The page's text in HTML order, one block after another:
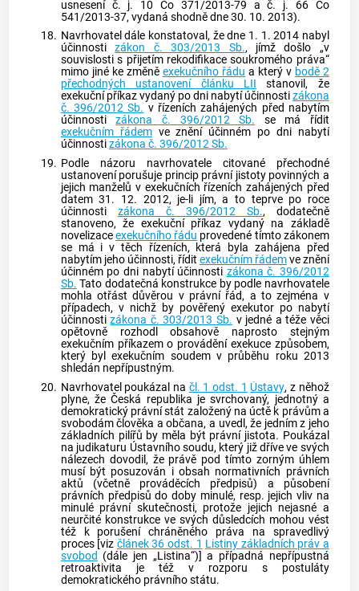
usnesení č. j. 10 Co 371/2013-79 a č. j. 66 Co
541/2013-37, vydaná shodně dne 30. 10. 2013).
18. Navrhovatel dále konstatoval, že dne 1. 1. 2014 nabyl
účinnostizákon č. 303/2013 Sb., jímž došlo „v
souvislosti s přijetím rekodifikace soukromého práva“
mimo jiné ke změně exekučního řádu a který v bodě 2
přechodných ustanovení článku LII stanovil, že
exekuční příkazvydaný po dni nabytí účinnostizákona
č. 396/2012 Sb. v řízeních zahájených před nabytím
účinnostizákona č. 396/2012 Sb. se má řídit
exekučním řádemve znění účinném po dni nabytí
účinnostizákona č. 396/2012 Sb.
19. Podle názoru navrhovatele citované přechodné
ustanovení porušuje princip právní jistoty povinných a
jejich manželů v exekučních řízeních zahájených před
datem 31. 12. 2012, je-li jím, a to teprve po roce
účinnosti zákona č. 396/2012 Sb., dodatečně
stanoveno, že exekuční příkaz vydaný na základě
novelizaceexekučního řádu provedené tímto zákonem
se má i v těch řízeních, která byla zahájena před
nabytím jeho účinnosti, řídit exekučním řádemve znění
účinném po dni nabytí účinnosti zákona č. 396/2012
Sb. Tato dodatečná konstrukce by podle navrhovatele
mohla otřást důvěrou v právní řád, a to zejména v
případech, v nichž by pověřený exekutor po nabytí
účinnostizákona č. 303/2013 Sb. v jedné a téže věci
opětovně rozhodl obsahově naprosto stejným
exekučním příkazemo prováděníexekuce způsobem,
který byl exekučním soudem v průběhu roku 2013
shledán nepřípustným.
20. Navrhovatel poukázal na čl. 1 odst. 1 Ústavy, z něhož
plyne, že Česká republika je svrchovaný, jednotný a
demokratický právní stát založený na úctě k právům a
svobodám člověka a občana, a uvedl, že jedním z jeho
základních pilířů by měla být právní jistota. Poukázal
na judikaturu Ústavního soudu, který již dříve ve svých
nálezech dovodil, že právě pod tímto zorným úhlem
musí být posuzován i obsah normativních právních
aktů (včetně prováděcích předpisů) a působení
právních předpisů do doby minulé, resp. jejich vliv na
minulé právní skutečnosti, protože jejich nejasné a
neurčité konstrukce ve svých důsledcích mohou vést
též k porušení chráněného práva na spravedlivý
proces [viz článek 36 odst. 1 Listiny základních práv a
svobod (dále jen „Listina“)] a případná nepřípustná
retroaktivita je též v rozporu s postuláty
demokratického právního státu.